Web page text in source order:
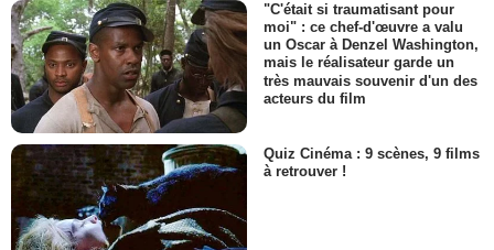
"C'était si traumatisant pour
moi" : ce chef-d'œuvre a valu
un Oscar à Denzel Washington,
mais le réalisateur garde un
très mauvais souvenir d'un des
acteurs du film
Quiz Cinéma : 9 scènes, 9 films
à retrouver !